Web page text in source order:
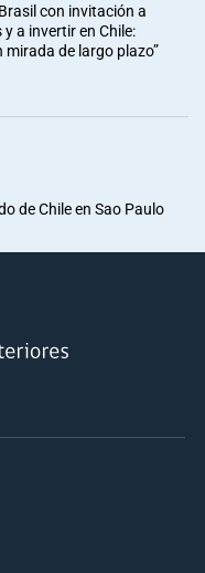
con invitación a
a invertir en Chile:
de largo plazo”
de Chile en Sao Paulo